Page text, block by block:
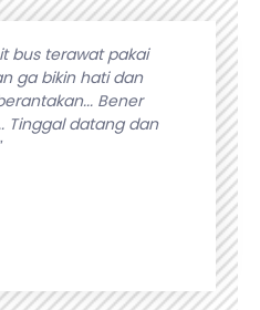
bus terawat pakai
ga bikin hati dan
Bener
Tinggal datang dan
Isti